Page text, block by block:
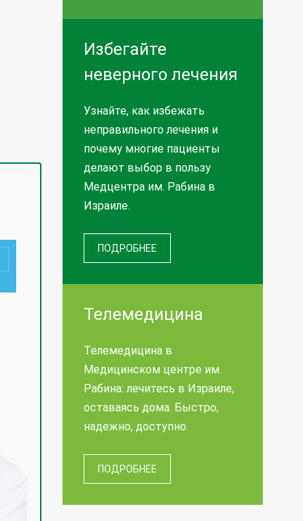
Избегайте
неверного лечения
Узнайте, как избежать
неправильного лечения и
почему многие пациенты
делают выбор в пользу
Медцентра им. Рабина в
Израиле.
ПОДРОБНЕЕ
Телемедицина
Телемедицина в
Медицинском центре им.
Рабина: лечитесь в Израиле,
оставаясь дома. Быстро,
надежно, доступно.
ПОДРОБНЕЕ